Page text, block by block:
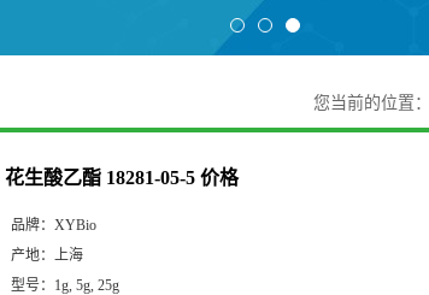
您当前的位置：
花生酸乙酯 18281-05-5 价格
品牌： XYBio
产地： 上海
型号： 1g, 5g, 25g